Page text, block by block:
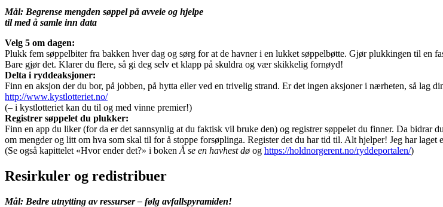
Mål: Begrense mengden søppel på avveie og hjelpe
til med å samle inn data
Velg 5 om dagen:
Plukk fem søppelbiter fra bakken hver dag og sørg for at de havner i en lukket søppelbøtte. Gjør plukkingen til en
Bare gjør det. Klarer du flere, så gi deg selv et klapp på skuldra og vær skikkelig fornøyd!
Delta i ryddeaksjoner:
Finn en aksjon der du bor, på jobben, på hytta eller ved en trivelig strand. Er det ingen aksjoner i nærheten, så lag
http://www.kystlotteriet.no/
(– i kystlotteriet kan du til og med vinne premier!)
Registrer søppelet du plukker:
Finn en app du liker (for da er det sannsynlig at du faktisk vil bruke den) og registrer søppelet du finner. Da bidrar
om mengder og litt om hva som skal til for å stoppe forsøplinga. Register det du har tid til. Alt hjelper! Jeg har laget
(Se også kapittelet «Hvor ender det?» i boken Å se en havhest dø og https://holdnorgerent.no/ryddeportalen/)
Resirkuler og redistribuer
Mål: Bedre utnytting av ressurser – følg avfallspyramiden!